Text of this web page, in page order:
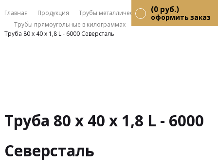
(0 руб.)
оформить заказ
Главная Продукция Трубы металлические
Трубы профильные
Трубы прямоугольные в килограммах
Труба 80 х 40 х 1,8 L - 6000 Северсталь
Труба 80 х 40 х 1,8 L - 6000
Северсталь